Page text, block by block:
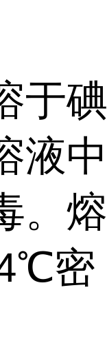
于
液
。熔
密